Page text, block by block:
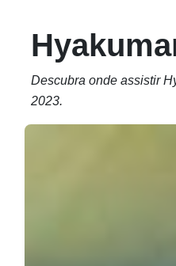
Descubra onde assistir
2023.